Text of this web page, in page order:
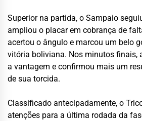
Superior na partida, o Sampaio
ampliou o placar em cobrança de
acertou o ângulo e marcou um belo
vitória boliviana. Nos minutos finais,
a vantagem e confirmou mais um
de sua torcida.
Classificado antecipadamente, o
atenções para a última rodada da